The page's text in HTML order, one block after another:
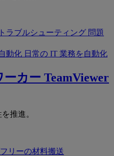
ラブルシューティング 問題
動化 日常の IT 業務を自動化
ーカー TeamViewer
推進。
リーの材料搬送